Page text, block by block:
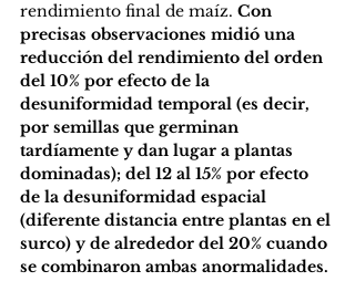
rendimiento final de maíz. Con
precisas observaciones midió una
reducción del rendimiento del orden
del 10% por efecto de la
desuniformidad temporal (es decir,
por semillas que germinan
tardíamente y dan lugar a plantas
dominadas); del 12 al 15% por efecto
de la desuniformidad espacial
(diferente distancia entre plantas en el
surco) y de alrededor del 20% cuando
se combinaron ambas anormalidades.